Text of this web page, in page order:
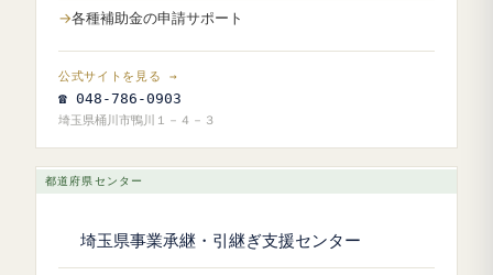
各種補助金の申請サポート
公式サイトを見る →
☎ 048-786-0903
埼玉県桶川市鴨川１－４－３
都道府県センター
埼玉県事業承継・引継ぎ支援センター